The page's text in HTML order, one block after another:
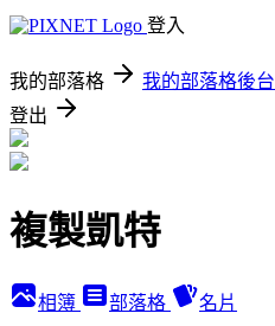
登入
我的部落格 我的部落格後台
登出
複製凱特
相簿 部落格 名片